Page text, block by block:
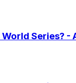
Series?